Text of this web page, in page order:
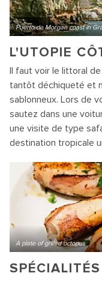
Puerto de Morgan coast in
L'UTOPIE
Il faut voir le littoral
tantôt déchiqueté et
sablonneux. Lors de
sautez dans une
une visite de type
destination tropicale
A plate of grilled octopus